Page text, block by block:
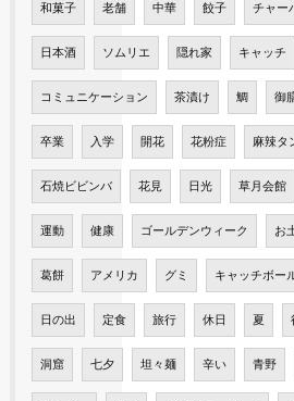
和菓子 老舗 中華 餃子 チャー
日本酒 ソムリエ 隠れ家 キャッチ
コミュニケーション 茶漬け 鯛 御
卒業 入学 開花 花粉症 麻辣タ
石焼ビビンバ 花見 日光 草月会館
運動 健康 ゴールデンウィーク お
葛餅 アメリカ グミ キャッチボー
日の出 定食 旅行 休日 夏
洞窟 七夕 坦々麺 辛い 青野